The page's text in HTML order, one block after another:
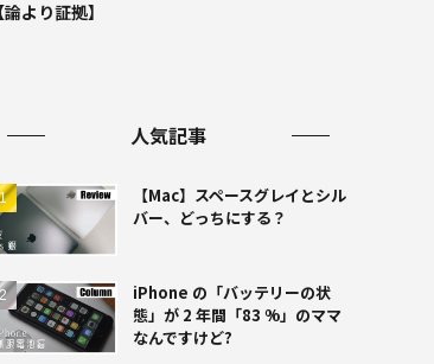
【論より証拠】
人気記事
【Mac】スペースグレイとシル
バー、どっちにする？
iPhone の「バッテリーの状
態」が 2 年間「83 %」のママ
なんですけど?